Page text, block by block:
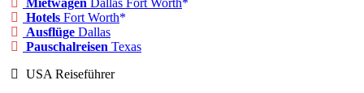
Hotels Fort Worth
Ausflüge Dallas
Pauschalreisen Texas
USA Reiseführer